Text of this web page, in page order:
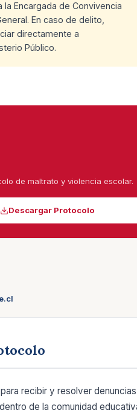
Encargada de Convivencia
En caso de delito,
directamente a
Público.
recibir y resolver
de la comunidad
de maltrato y violencia escolar.
Descargar Protocolo